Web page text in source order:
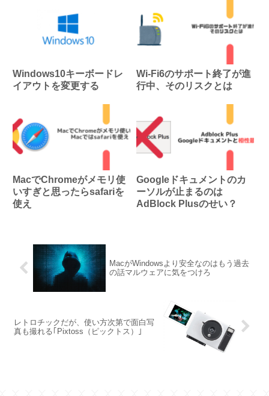
Windows10キーボードレ
イアウトを変更する
Wi-Fi6のサポート終了が進
行中、そのリスクとは
MacでChromeがメモリ使
いすぎと思ったらsafariを
使え
Googleドキュメントのカ
ーソルが止まるのは
AdBlock Plusのせい？
MacがWindowsより安全なのはもう過去
の話マルウェアに気をつけろ
レトロチックだが、使い方次第で面白写
真も撮れる｢Pixtoss（ピックトス）｣